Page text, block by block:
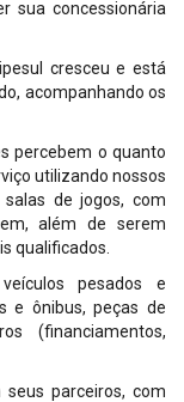
sua concessionária
cresceu e está
acompanhando os
percebem o quanto
utilizando nossos
de jogos, com
além de serem
qualificados.
pesados e
e ônibus, peças de
(financiamentos,
parceiros, com